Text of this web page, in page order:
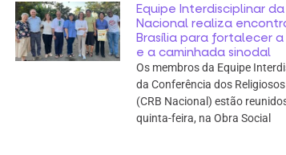
Equipe Interdisciplinar da
Nacional realiza
Brasília para fortalecer a
e a caminhada sinodal
Os membros da Equipe
da Conferência dos
(CRB Nacional) estão
quinta-feira, na Obra Social